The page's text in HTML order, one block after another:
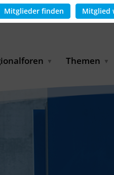
Mitglieder finden Mitglied
Themen